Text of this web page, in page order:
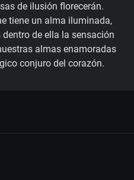
de ilusión florecerán.
tiene un alma iluminada,
dentro de ella la sensación
almas enamoradas
conjuro del corazón.